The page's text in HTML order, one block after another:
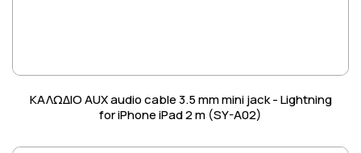
ΚΑΛΩΔΙΟ AUX audio cable 3.5 mm mini jack - Lightning
for iPhone iPad 2 m (SY-A02)